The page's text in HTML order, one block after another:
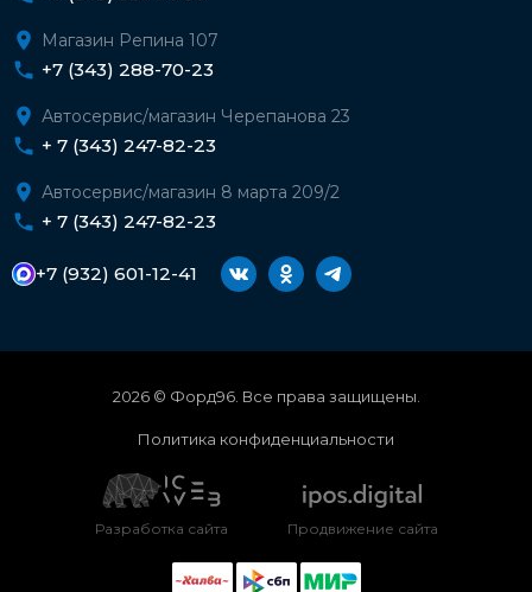
Магазин Репина 107
+7 (343) 288-70-23
Автосервис/магазин Черепанова 23
+ 7 (343) 247-82-23
Автосервис/магазин 8 марта 209/2
+ 7 (343) 247-82-23
+7 (932) 601-12-41
2026 © Форд96. Все права защищены.
Политика конфиденциальности
Разработка сайта Продвижение сайта